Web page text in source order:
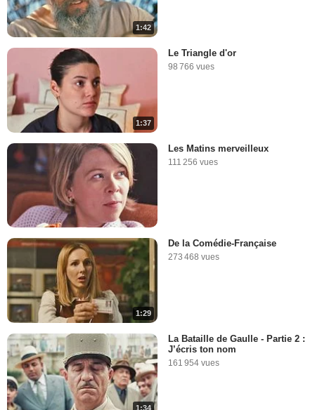
1:42
1:37
Le Triangle d'or
98 766 vues
Les Matins merveilleux
111 256 vues
1:29
De la Comédie-Française
273 468 vues
1:34
La Bataille de Gaulle - Partie 2 :
J’écris ton nom
161 954 vues